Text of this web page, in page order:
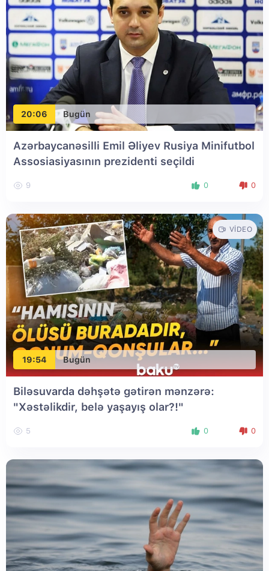
20:06 Bugün
Azərbaycanəsilli Emil Əliyev Rusiya Minifutbol
Assosiasiyasının prezidenti seçildi
9 0 0
19:54 Bugün
VIDEO
Biləsuvarda dəhşətə gətirən mənzərə:
"Xəstəlikdir, belə yaşayış olar?!"
5 0 0